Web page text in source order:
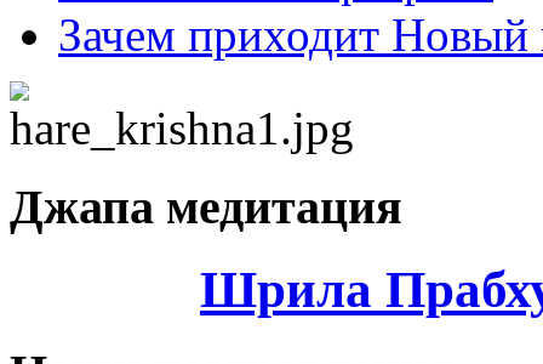
Зачем приходит Новый
Джапа медитация
Шрила